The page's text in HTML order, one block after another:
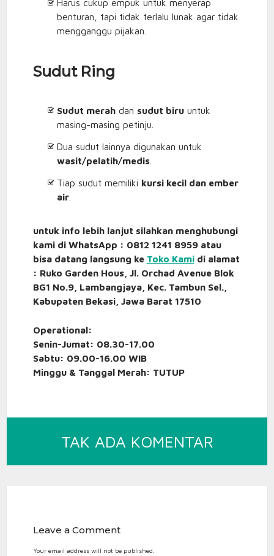
Harus cukup empuk untuk menyerap
benturan, tapi tidak terlalu lunak agar tidak
mengganggu pijakan.
Sudut Ring
Sudut merahdan sudut biruuntuk
masing-masing petinju.
Dua sudut lainnya digunakan untuk
wasit/pelatih/medis
Tiap sudut memiliki kursi kecil dan ember
air.
untuk info lebih lanjut silahkan menghubungi
kami di WhatsApp : 0812 1241 8959 atau
bisa datang langsung ke Toko Kamidi alamat
: Ruko Garden Hous, Jl. Orchad Avenue Blok
BG1 No.9, Lambangjaya, Kec. Tambun Sel.,
Kabupaten Bekasi, Jawa Barat 17510
Operational:
Senin-Jumat: 08.30-17.00
Sabtu: 09.00-16.00 WIB
Minggu & Tanggal Merah: TUTUP
TAK ADA KOMENTAR
Leave a Comment
Your email address will not be published.